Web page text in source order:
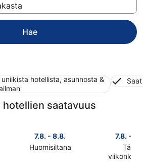
Hae
hotellista, asunnosta &
hotellien saatavuus
7.8. - 8.8.
Huomisiltana
7.8. -
Tänä